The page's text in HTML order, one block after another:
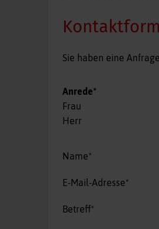
Sie haben eine
Pflichtfeld
Anrede*
Frau
Herr
Pflichtfeld
Name*
Pflichtfeld
E-Mail-Adresse*
Pflichtfeld
Betreff*